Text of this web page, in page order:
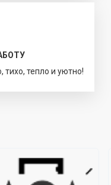
тепло и уютно!